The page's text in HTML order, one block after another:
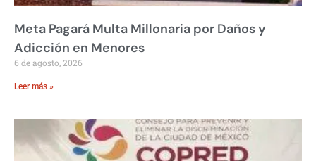
Meta Pagará Multa Millonaria por Daños y
Adicción en Menores
6 de agosto, 2026
Leer más »